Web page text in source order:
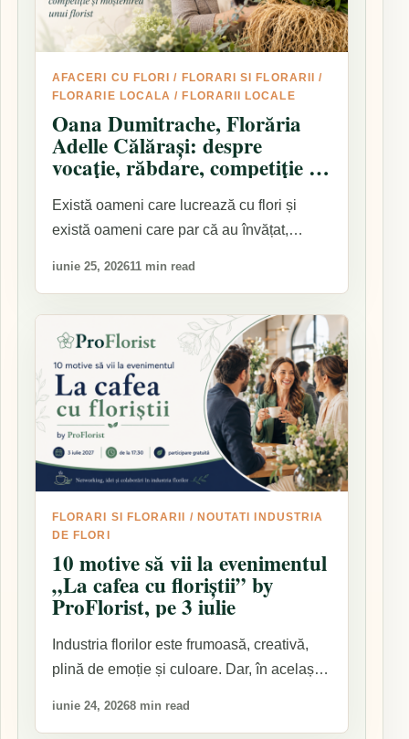
AFACERI CU FLORI / FLORARI SI FLORARII
/
FLORARIE LOCALA / FLORARII LOCALE
Oana Dumitrache, Florăria
Adelle Călărași: despre
vocație, răbdare, competiție și
Există oameni care lucrează cu flori și
există oameni care par că au învățat,…
iunie 25, 202611 min read
FLORARI SI FLORARII / NOUTATI INDUSTRIA
DE FLORI
10 motive să vii la evenimentul
„La cafea cu floriștii” by
ProFlorist, pe 3 iulie
Industria florilor este frumoasă, creativă,
plină de emoție și culoare. Dar, în același
iunie 24, 20268 min read